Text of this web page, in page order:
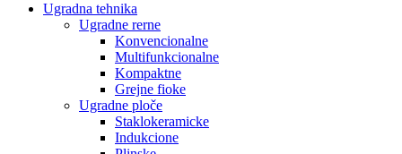
Ugradna tehnika
Ugradne rerne
Konvencionalne
Multifunkcionalne
Kompaktne
Grejne fioke
Ugradne ploče
Staklokeramicke
Indukcione